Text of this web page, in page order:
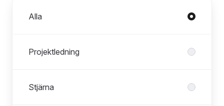
Alla
Projektledning
Stjärna